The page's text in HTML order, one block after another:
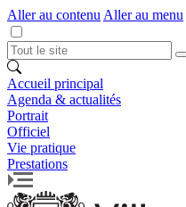
Aller au contenu Aller au menu
Accueil principal
Agenda & actualités
Portrait
Officiel
Vie pratique
Prestations